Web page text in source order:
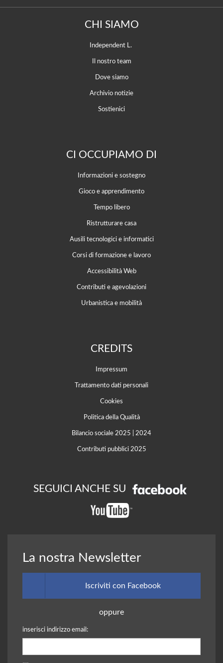
CHI SIAMO
Independent L.
Il nostro team
Dove siamo
Archivio notizie
Sostienici
CI OCCUPIAMO DI
Informazioni e sostegno
Gioco e apprendimento
Tempo libero
Ristrutturare casa
Ausili tecnologici e informatici
Corsi di formazione e lavoro
Accessibilità Web
Contributi e agevolazioni
Urbanistica e mobilità
CREDITS
Impressum
Trattamento dati personali
Cookies
Politica della Qualità
Bilancio sociale 2025 2024
Contributi pubblici 2025
SEGUICI ANCHE SU
La nostra Newsletter
Iscriviti con Facebook
oppure
inserisci indirizzo email: